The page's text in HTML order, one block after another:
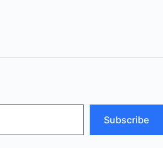
Subscribe